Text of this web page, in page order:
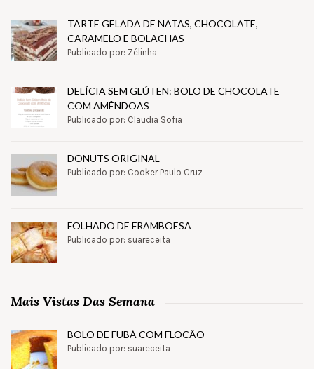
TARTE GELADA DE NATAS, CHOCOLATE,
CARAMELO E BOLACHAS
Publicado por: Zélinha
DELÍCIA SEM GLÚTEN: BOLO DE CHOCOLATE
COM AMÊNDOAS
Publicado por: Claudia Sofia
DONUTS ORIGINAL
Publicado por: Cooker Paulo Cruz
FOLHADO DE FRAMBOESA
Publicado por: suareceita
Mais Vistas Das Semana
BOLO DE FUBÁ COM FLOCÃO
Publicado por: suareceita